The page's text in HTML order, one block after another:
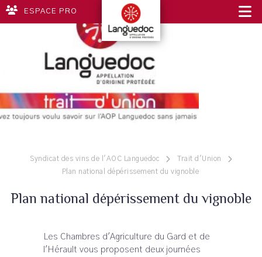
ESPACE PRO
Syndicat des vins de l'AOC Languedoc
Trait d'Union
Plan national dépérissement du vignoble
Plan national dépérissement du vignoble
Les Chambres d'Agriculture du Gard et de
l'Hérault vous proposent deux journées